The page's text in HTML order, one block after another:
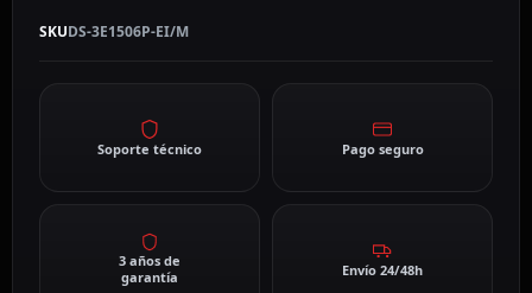
SKUDS-3E1506P-EI/M
Soporte técnico Pago seguro
3 años de
garantía
Envío 24/48h